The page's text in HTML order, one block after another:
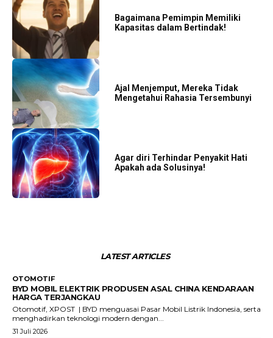
Bagaimana Pemimpin Memiliki
Kapasitas dalam Bertindak!
Ajal Menjemput, Mereka Tidak
Mengetahui Rahasia Tersembunyi
Agar diri Terhindar Penyakit Hati
Apakah ada Solusinya!
LATEST ARTICLES
OTOMOTIF
BYD MOBIL ELEKTRIK PRODUSEN ASAL CHINA KENDARAAN
HARGA TERJANGKAU
Otomotif, XPOST | BYD menguasai Pasar Mobil Listrik Indonesia, serta
menghadirkan teknologi modern dengan...
31 Juli 2026